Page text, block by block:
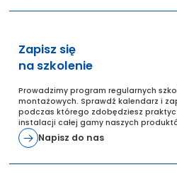
Zapisz się
na szkolenie
Prowadzimy program regularnych
montażowych. Sprawdź kalendarz i
podczas którego zdobędziesz
instalacji całej gamy naszych
Napisz do nas